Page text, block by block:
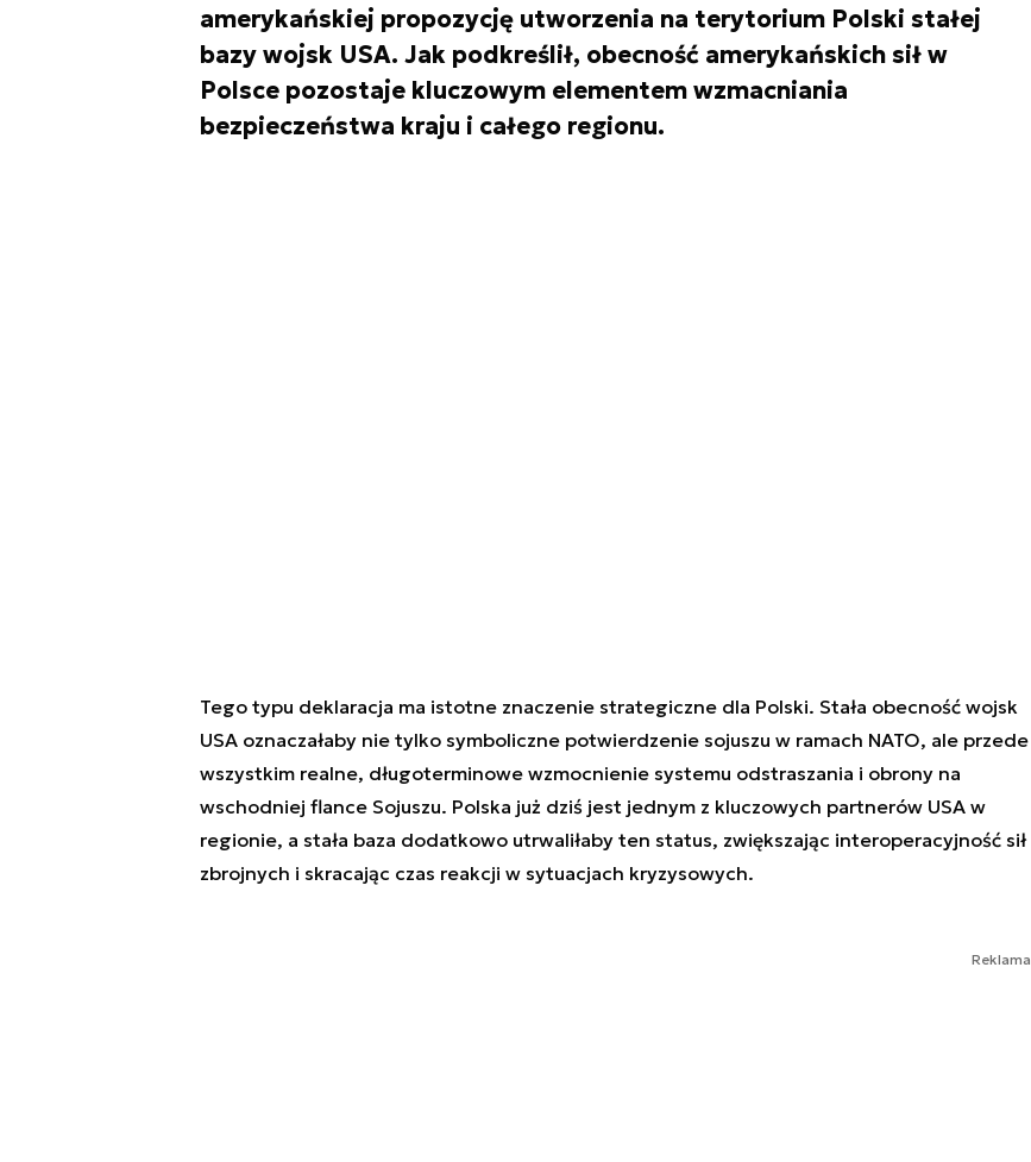
amerykańskiej propozycję utworzenia na terytorium Polski stałej
bazy wojsk USA. Jak podkreślił, obecność amerykańskich sił w
Polsce pozostaje kluczowym elementem wzmacniania
bezpieczeństwa kraju i całego regionu.
Tego typu deklaracja ma istotne znaczenie strategiczne dla Polski. Stała obecność wojsk
USA oznaczałaby nie tylko symboliczne potwierdzenie sojuszu w ramach NATO, ale przede
wszystkim realne, długoterminowe wzmocnienie systemu odstraszania i obrony na
wschodniej flance Sojuszu. Polska już dziś jest jednym z kluczowych partnerów USA w
regionie, a stała baza dodatkowo utrwaliłaby ten status, zwiększając interoperacyjność sił
zbrojnych i skracając czas reakcji w sytuacjach kryzysowych.
Reklama